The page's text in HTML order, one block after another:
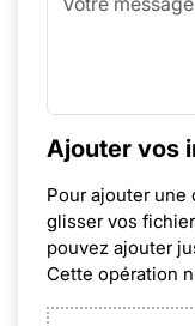
Ajouter vos
Pour ajouter
glisser vos
pouvez ajouter
Cette opération